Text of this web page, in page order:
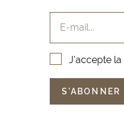
E-mail...
J'accepte la
S'ABONNER